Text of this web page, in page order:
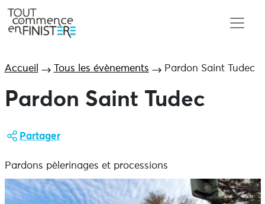
Accueil Tous les évènements Pardon Saint Tudec
Pardon Saint Tudec
Partager
Pardons pèlerinages et processions